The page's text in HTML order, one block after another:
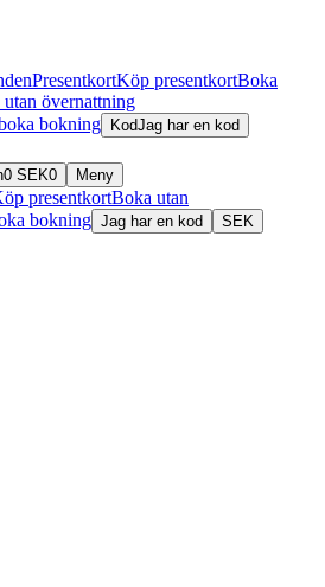
PresentkortKöp presentkortBoka
övernattning
bokning KodJag har en kod
0 SEK0 Meny
presentkortBoka utan
bokning Jag har en kod
SEK